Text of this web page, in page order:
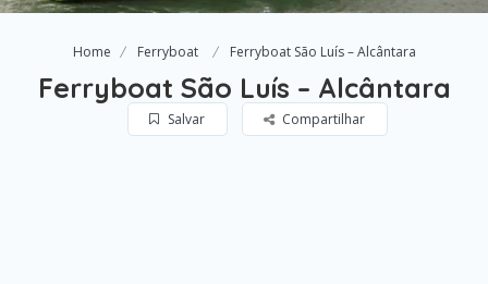
Home Ferryboat Ferryboat São Luís – Alcântara
Ferryboat São Luís – Alcântara
Salvar Compartilhar